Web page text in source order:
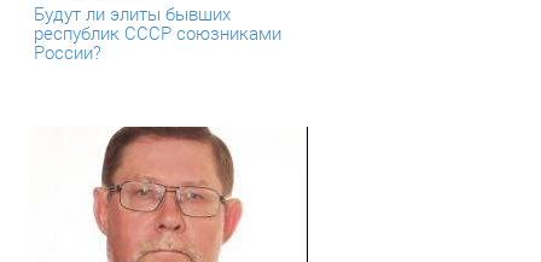
Будут ли элиты бывших
республик СССР союзниками
России?